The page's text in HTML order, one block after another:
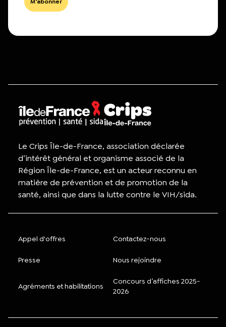
Le Crips Île-de-France, association déclarée
d’intérêt général et organisme associé de la
Région Île-de-France, est un acteur reconnu en
matière de prévention et de promotion de la
santé, ainsi que dans la lutte contre le VIH/sida.
Appel d'offres Contactez-nous
Presse Nous rejoindre
Agréments et habilitations
Concours d’affiches 2025-
2026